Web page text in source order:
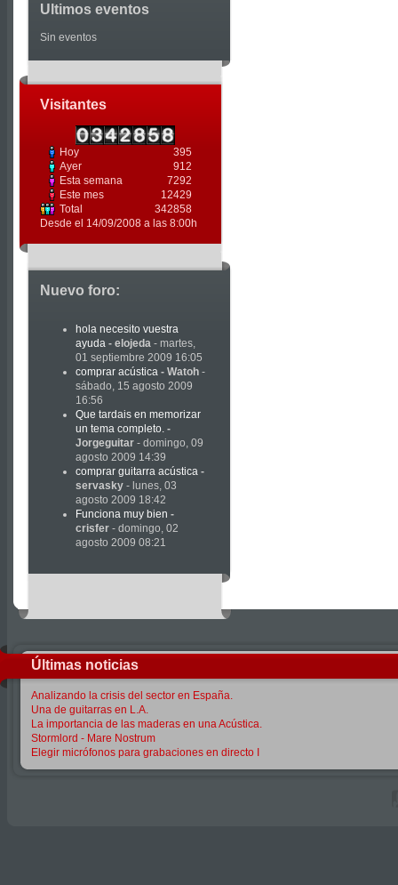
Ultimos eventos
Sin eventos
Visitantes
Hoy
395
Ayer
912
Esta semana
7292
Este mes
12429
Total
342858
Desde el 14/09/2008 a las 8:00h
Nuevo foro:
hola necesito vuestra
ayuda - elojeda - martes,
01 septiembre 2009 16:05
comprar acústica - Watoh -
sábado, 15 agosto 2009
16:56
Que tardais en memorizar
un tema completo. -
Jorgeguitar - domingo, 09
agosto 2009 14:39
comprar guitarra acústica -
servasky - lunes, 03
agosto 2009 18:42
Funciona muy bien -
crisfer - domingo, 02
agosto 2009 08:21
Últimas noticias
Analizando la crisis del sector en España.
Una de guitarras en L.A.
La importancia de las maderas en una Acústica.
Stormlord - Mare Nostrum
Elegir micrófonos para grabaciones en directo I